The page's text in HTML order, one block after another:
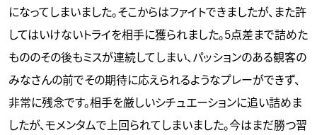
になってしまいました。そこからはファイトできましたが、また許
してはいけないトライを相手に獲られました。5点差まで詰めた
もののその後もミスが連続してしまい、パッションのある観客の
みなさんの前でその期待に応えられるようなプレーができず、
非常に残念です。相手を厳しいシチュエーションに追い詰めま
したが、モメンタムで上回られてしまいました。今はまだ勝つ習